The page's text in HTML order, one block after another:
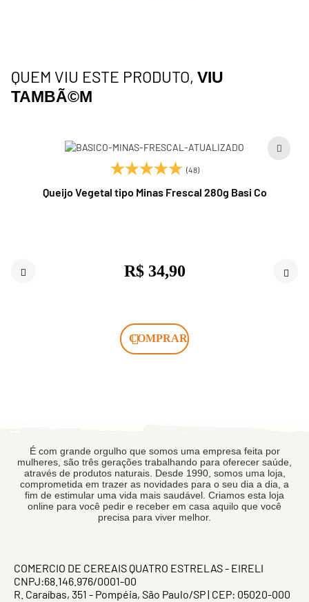
QUEM VIU ESTE PRODUTO, VIU
TAMBÃ©M
(48)
Queijo Vegetal tipo Minas Frescal 280g Basi Co
R$ 34,90
COMPRAR
É com grande orgulho que somos uma empresa feita por
mulheres, são três gerações trabalhando para oferecer saúde,
através de produtos naturais. Desde 1990, somos uma loja,
comprometida em trazer as novidades para o seu dia a dia, a
fim de estimular uma vida mais saudável. Criamos esta loja
online para você pedir e receber em casa aquilo que você
precisa para viver melhor.
COMERCIO DE CEREAIS QUATRO ESTRELAS - EIRELI
CNPJ:68.146.976/0001-00
R. Caraíbas, 351 - Pompéia, São Paulo/SP | CEP: 05020-000